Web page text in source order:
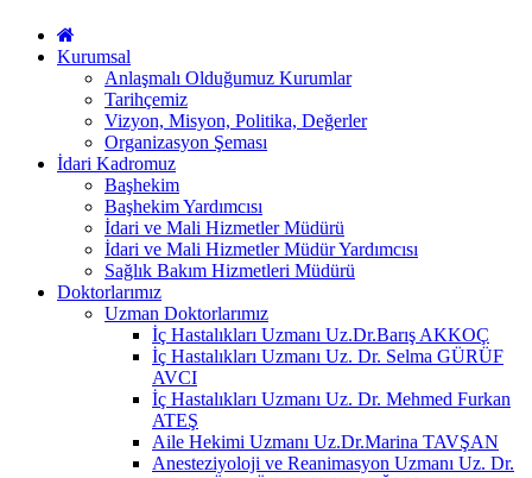
Kurumsal
Anlaşmalı Olduğumuz Kurumlar
Tarihçemiz
Vizyon, Misyon, Politika, Değerler
Organizasyon Şeması
İdari Kadromuz
Başhekim
Başhekim Yardımcısı
İdari ve Mali Hizmetler Müdürü
İdari ve Mali Hizmetler Müdür Yardımcısı
Sağlık Bakım Hizmetleri Müdürü
Doktorlarımız
Uzman Doktorlarımız
İç Hastalıkları Uzmanı Uz.Dr.Barış AKKOÇ
İç Hastalıkları Uzmanı Uz. Dr. Selma GÜRÜF
AVCI
İç Hastalıkları Uzmanı Uz. Dr. Mehmed Furkan
ATEŞ
Aile Hekimi Uzmanı Uz.Dr.Marina TAVŞAN
Anesteziyoloji ve Reanimasyon Uzmanı Uz. Dr.